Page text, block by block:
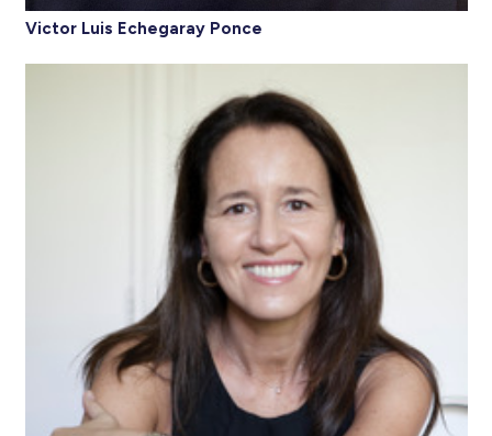
Victor Luis Echegaray Ponce